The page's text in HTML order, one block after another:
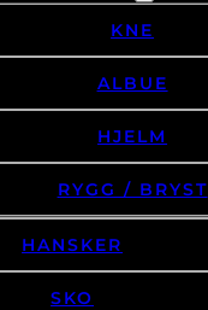
KNE
ALBUE
HJELM
RYGG / BRYST
HANSKER
SKO